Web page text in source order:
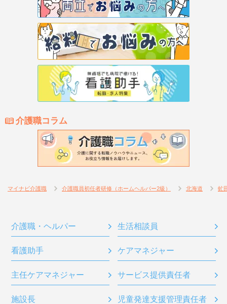
介護職コラム
マイナビ介護職 介護職員初任者研修（ホームヘルパー2級） 北海道 虻
介護職・ヘルパー 生活相談員
看護助手 ケアマネジャー
主任ケアマネジャー サービス提供責任者
施設長 児童発達支援管理責任者